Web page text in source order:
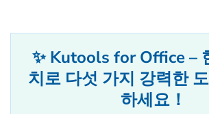
✨ Kutools for Office –
치로 다섯 가지 강력한
하세요！